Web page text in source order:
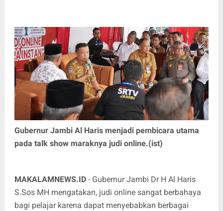
Gubernur Jambi Al Haris menjadi pembicara utama
pada talk show maraknya judi online.(ist)
MAKALAMNEWS.ID- Gubernur Jambi Dr H Al Haris
S.Sos MH mengatakan, judi online sangat berbahaya
bagi pelajar karena dapat menyebabkan berbagai